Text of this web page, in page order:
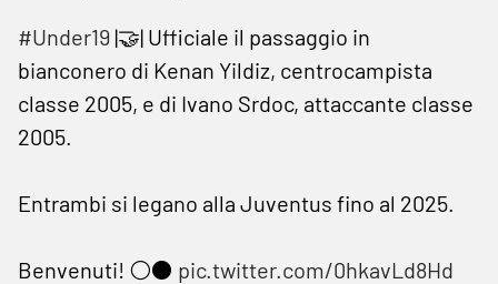
#Under19 |🤝| Ufficiale il passaggio in
bianconero di Kenan Yildiz, centrocampista
classe 2005, e di Ivano Srdoc, attaccante classe
2005.
Entrambi si legano alla Juventus fino al 2025.
Benvenuti! ⚪⚫ pic.twitter.com/0hkavLd8Hd